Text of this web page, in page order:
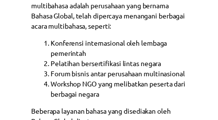
multibahasa adalah perusahaan yang bernama
Bahasa Global, telah dipercaya menangani berbagai
acara multibahasa, seperti:
Konferensi internasional oleh lembaga
pemerintah
Pelatihan bersertifikasi lintas negara
Forum bisnis antar perusahaan multinasional
Workshop NGO yang melibatkan peserta dari
berbagai negara
Beberapa layanan bahasa yang disediakan oleh